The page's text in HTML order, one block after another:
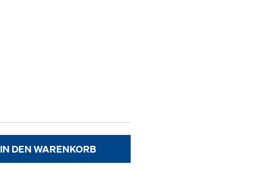
IN DEN WARENKORB